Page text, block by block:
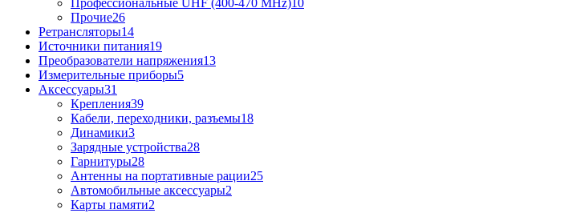
Профессиональные UHF (400-470 MHz)10
Прочие26
Ретрансляторы14
Источники питания19
Преобразователи напряжения13
Измерительные приборы5
Аксессуары31
Крепления39
Кабели, переходники, разъемы18
Динамики3
Зарядные устройства28
Гарнитуры28
Антенны на портативные рации25
Автомобильные аксессуары2
Карты памяти2